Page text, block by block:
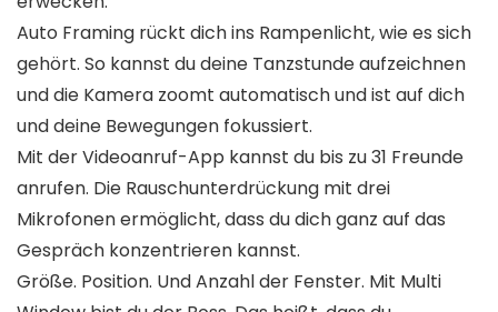
Auto Framing rückt dich ins Rampenlicht, wie es sich
gehört. So kannst du deine Tanzstunde aufzeichnen
und die Kamera zoomt automatisch und ist auf dich
und deine Bewegungen fokussiert.
Mit der Videoanruf-App kannst du bis zu 31 Freunde
anrufen. Die Rauschunterdrückung mit drei
Mikrofonen ermöglicht, dass du dich ganz auf das
Gespräch konzentrieren kannst.
Größe. Position. Und Anzahl der Fenster. Mit Multi